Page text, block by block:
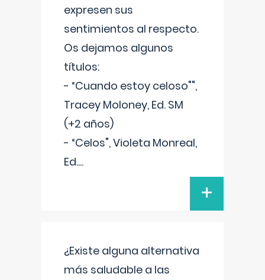
expresen sus
sentimientos al respecto.
Os dejamos algunos
títulos:
- “Cuando estoy celoso"",
Tracey Moloney, Ed. SM
(+2 años)
- “Celos", Violeta Monreal,
Ed....
+
¿Existe alguna alternativa
más saludable a las